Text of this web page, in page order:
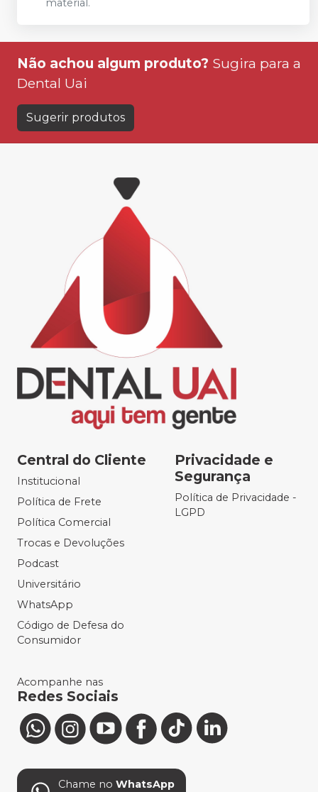
material.
Não achou algum produto? Sugira para a
Dental Uai
Sugerir produtos
Central do Cliente
Institucional
Política de Frete
Política Comercial
Trocas e Devoluções
Podcast
Universitário
WhatsApp
Código de Defesa do
Consumidor
Privacidade e
Segurança
Política de Privacidade -
LGPD
Acompanhe nas
Redes Sociais
Chame no WhatsApp